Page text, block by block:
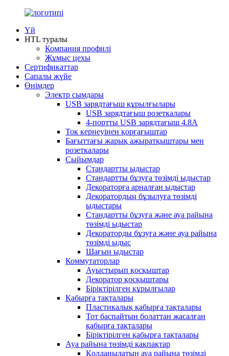
Үй
HTL туралы
Компания профилі
Жұмыс цехы
Сертификаттар
Сапалы жүйе
Өнімдер
Электр сымдары
USB зарядтағыш құрылғылары
USB зарядтағыш розеткалары
4-портты USB зарядтағыш 4.8A
Ток кернеуінен қорғағыштар
Бағыттағы жарық ажыратқыштары мен
розеткалары
Сыйымдар
Стандартты ыдыстар
Стандартты бұзуға төзімді ыдыстар
Декораторға арналған ыдыстар
Декоратордың бұзылуға төзімді
ыдыстары
Стандартты бұзуға және ауа райына
төзімді ыдыстар
Декораторды бұзуға және ауа райына
төзімді ыдыс
Шағын ыдыстар
Коммутаторлар
Ауыстырып қосқыштар
Декоратор қосқыштары
Біріктірілген құрылғылар
Қабырға тақталары
Пластикалық қабырға тақталары
Тот баспайтын болаттан жасалған
қабырға тақталары
Біріктірілген қабырға тақталары
Ауа райына төзімді қақпақтар
Қолданылатын ауа райына төзімді